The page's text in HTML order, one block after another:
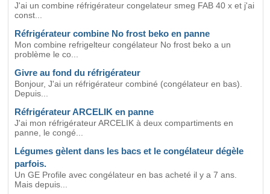
J'ai un combine réfrigérateur congelateur smeg FAB 40 x et j'ai
const...
Réfrigérateur combine No frost beko en panne
Mon combine refrigelteur congélateur No frost beko a un
problème le co...
Givre au fond du réfrigérateur
Bonjour, J'ai un réfrigérateur combiné (congélateur en bas).
Depuis...
Réfrigérateur ARCELIK en panne
J'ai mon réfrigérateur ARCELIK à deux compartiments en
panne, le congé...
Légumes gèlent dans les bacs et le congélateur dégèle
parfois.
Un GE Profile avec congélateur en bas acheté il y a 7 ans.
Mais depuis...